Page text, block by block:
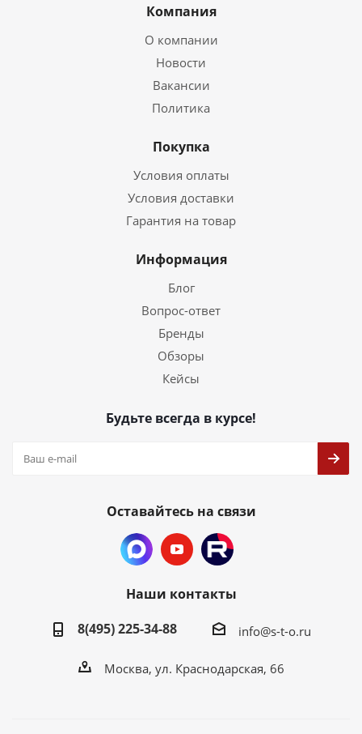
Компания
О компании
Новости
Вакансии
Политика
Покупка
Условия оплаты
Условия доставки
Гарантия на товар
Информация
Блог
Вопрос-ответ
Бренды
Обзоры
Кейсы
Будьте всегда в курсе!
Оставайтесь на связи
Наши контакты
8(495) 225-34-88
info@s-t-o.ru
Москва, ул. Краснодарская, 66